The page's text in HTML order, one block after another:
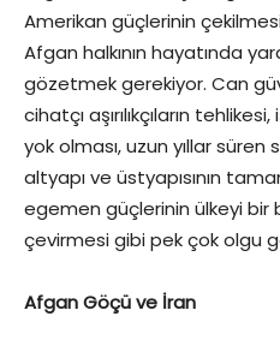
Amerikan güçlerinin
Afgan halkının hayatında
gözetmek gerekiyor. Can
cihatçı aşırılıkçıların
yok olması, uzun yıllar
altyapı ve üstyapısının
egemen güçlerinin ülkeyi bir
çevirmesi gibi pek çok olgu
Afgan Göçü ve İran